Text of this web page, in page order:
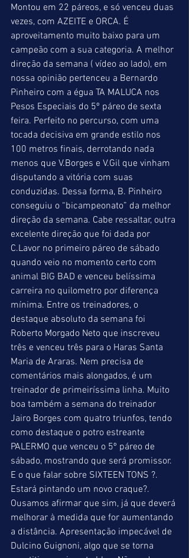
Montou em 22 páreos, e só venceu duas
vezes, com AZEITE e ORCA. É
aproveitamento muito baixo para um
campeão com a sua categoria. A melhor
direção da semana ( vídeo ao lado), em
nossa opinião pertenceu a Bernardo
Pinheiro com a égua TA MALUCA nos
Pesos Especiais do 5º páreo de sexta
feira. Perfeito no percurso, com uma
tocada decisiva em grande estilo nos
100 metros finais, derrotando nada
menos que V.Borges e V.Gil que vinham
disputando a vitória com suas
conduzidas. Dessa forma, B. Pinheiro
conseguiu o “bicampeonato” da melhor
direção da semana. Cabe ressaltar, outra
excelente direção que foi dada por
C.Lavor no primeiro páreo de sábado
quando veio no momento certo com
animal BIG BAD e venceu belíssima
carreira no quilometro por diferença
mínima. Entre os treinadores, o
destaque absoluto da semana foi
Roberto Morgado Neto que inscreveu
três e venceu três para o Haras Santa
Maria de Araras. Nem precisa de
comentários mais alongados, é um
treinador de primeiríssima linha. Muito
boa também a semana do treinador
Jairo Borges com quatro triunfos, tendo
como destaque o potro estreante
PALERMO que venceu o 5º páreo de
sábado, mostrando que será promissor.
E o que falar sobre SIXTEEN TONS ?.
Estará pintando um novo craque?.
Ousamos afirmar que sim, já que deverá
melhorar à medida que for aumentando
a distância. Apresentação impecável de
Dulcino Guignoni, algo que se torna